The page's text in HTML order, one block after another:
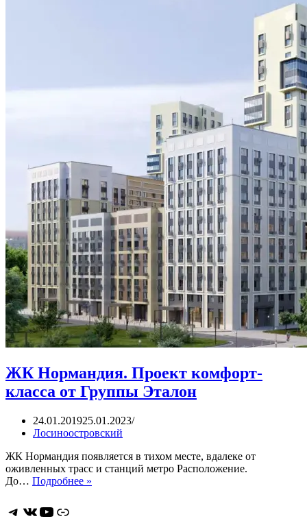
ЖК Нормандия. Проект комфорт-
класса от Группы Эталон
24.01.201925.01.2023
Лосиноостровский
ЖК Нормандия появляется в тихом месте, вдалеке от
оживленных трасс и станций метро Расположение.
До… Подробнее »
Telegram
ВКонтакте
YouTube
Ссылка